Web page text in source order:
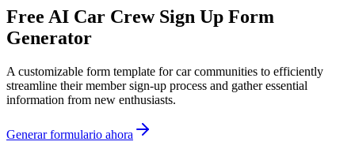
Free AI Car Crew Sign Up Form
Generator
A customizable form template for car communities to efficiently
streamline their member sign-up process and gather essential
information from new enthusiasts.
Generar formulario ahora